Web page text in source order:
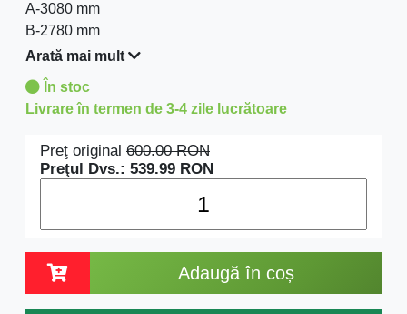
A-3080 mm
B-2780 mm
C-5045 mm
C1-4615 mm
Stabilizator: 894 mm
Greutate: 11,6 kg
Arată mai mult
În stoc
Livrare în termen de 3-4 zile lucrătoare
Preţ original 600.00RON
Preţul Dvs.: 539.99 RON
Adaugă în coș